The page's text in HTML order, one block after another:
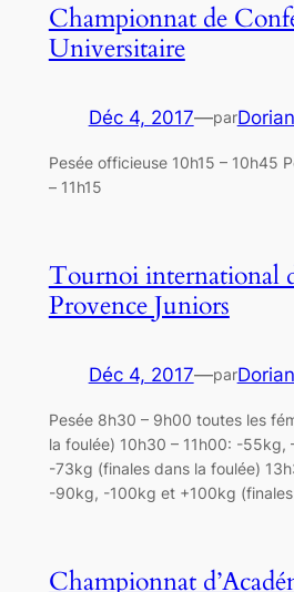
Championnat de
Universitaire
Déc 4, 2017—par
Pesée officieuse 10h15 – 10h45
– 11h15
Tournoi international
Provence Juniors
Déc 4, 2017—par
Pesée 8h30 – 9h00 toutes les
la foulée) 10h30 – 11h00: -
-73kg (finales dans la foulée)
-90kg, -100kg et +100kg
Championnat